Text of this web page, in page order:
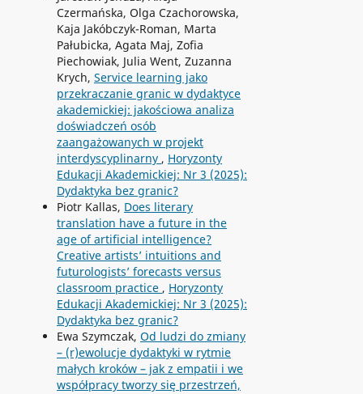
Czermańska, Olga Czachorowska,
Kaja Jakóbczyk-Roman, Marta
Pałubicka, Agata Maj, Zofia
Piechowiak, Julia Went, Zuzanna
Krych, Service learning jako
przekraczanie granic w dydaktyce
akademickiej: jakościowa analiza
doświadczeń osób
zaangażowanych w projekt
interdyscyplinarny , Horyzonty
Edukacji Akademickiej: Nr 3 (2025):
Dydaktyka bez granic?
Piotr Kallas, Does literary
translation have a future in the
age of artificial intelligence?
Creative artists’ intuitions and
futurologists’ forecasts versus
classroom practice , Horyzonty
Edukacji Akademickiej: Nr 3 (2025):
Dydaktyka bez granic?
Ewa Szymczak, Od ludzi do zmiany
– (r)ewolucje dydaktyki w rytmie
małych kroków – jak z empatii i we
współpracy tworzy się przestrzeń,